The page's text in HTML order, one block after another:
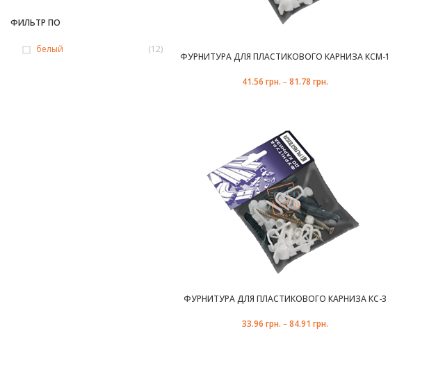
ФИЛЬТР ПО
белый (12)
ФУРНИТУРА ДЛЯ ПЛАСТИКОВОГО КАРНИЗА КСМ-1
41.56 грн. –81.78 грн.
ФУРНИТУРА ДЛЯ ПЛАСТИКОВОГО КАРНИЗА КС-3
33.96 грн. –84.91 грн.